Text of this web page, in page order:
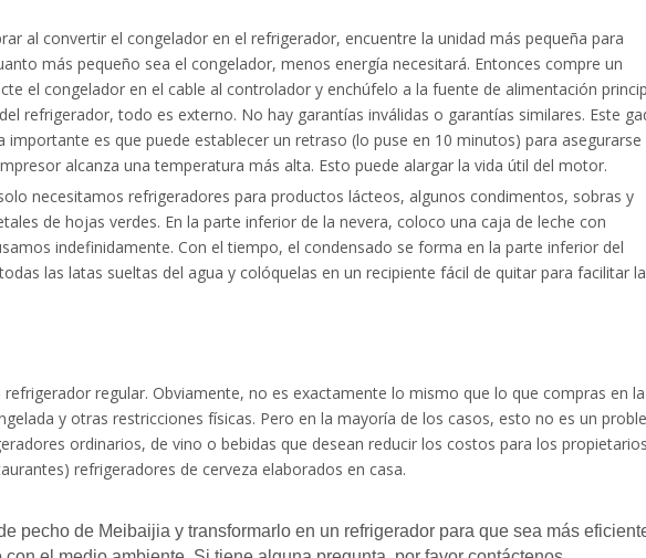
al convertir el congelador en el refrigerador, encuentre la unidad más pequeña para
más pequeño sea el congelador, menos energía necesitará. Entonces compre un
el congelador en el cable al controlador y enchúfelo a la fuente de alimentación
refrigerador, todo es externo. No hay garantías inválidas o garantías similares. Este
es que puede establecer un retraso (lo puse en 10 minutos) para asegurarse
alcanza una temperatura más alta. Esto puede alargar la vida útil del motor.
necesitamos refrigeradores para productos lácteos, algunos condimentos, sobras y
de hojas verdes. En la parte inferior de la nevera, coloco una caja de leche con
indefinidamente. Con el tiempo, el condensado se forma en la parte inferior del
las latas sueltas del agua y colóquelas en un recipiente fácil de quitar para facilitar la
regular. Obviamente, no es exactamente lo mismo que lo que compras en la
y otras restricciones físicas. Pero en la mayoría de los casos, esto no es un
ordinarios, de vino o bebidas que desean reducir los costos para los
refrigeradores de cerveza elaborados en casa.
pecho de Meibaijia y transformarlo en un refrigerador para que sea más